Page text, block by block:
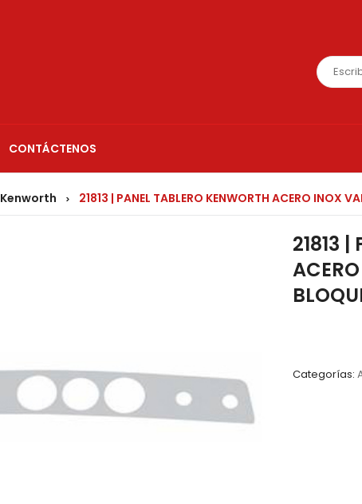
CONTÁCTENOS
Kenworth > 21813 | PANEL TABLERO KENWORTH ACERO INOX
21813 |
Categorías: